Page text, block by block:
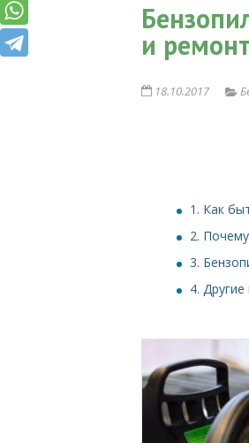
и
18.10.2017
1. Как
2.
3.
4. Другие